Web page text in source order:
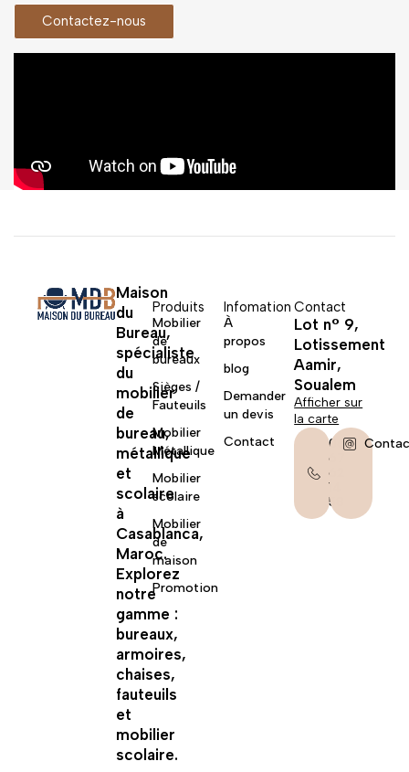
Contactez-nous
Maison
du
Bureau,
spécialiste
du
mobilier
de
bureau,
métallique
et
scolaire
à
Casablanca,
Maroc.
Explorez
notre
gamme :
bureaux,
armoires,
chaises,
fauteuils
et
mobilier
scolaire.
Produits
Mobilier
de
bureaux
Sièges /
Fauteuils
Mobilier
Métallique
Mobilier
scolaire
Mobilier
de
maison
Promotion
Infomation
À
propos
blog
Demander
un devis
Contact
Contact
Lot n° 9,
Lotissement
Aamir,
Soualem
Afficher sur
la carte
06
67
62
14
58